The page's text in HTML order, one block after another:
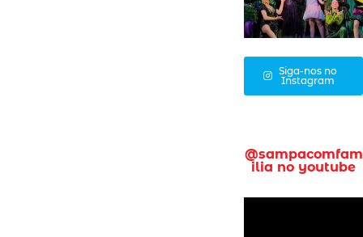
Siga-nos no
Instagram
@sampacomfam
ilia no youtube